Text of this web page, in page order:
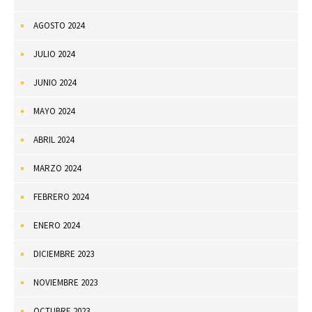
AGOSTO 2024
JULIO 2024
JUNIO 2024
MAYO 2024
ABRIL 2024
MARZO 2024
FEBRERO 2024
ENERO 2024
DICIEMBRE 2023
NOVIEMBRE 2023